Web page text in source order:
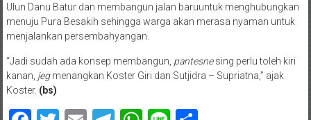
Ulun Danu Batur dan membangun jalan baruuntuk menghubungkan
menuju Pura Besakih sehingga warga akan merasa nyaman untuk
menjalankan persembahyangan.
“Jadi sudah ada konsep membangun, pantesnesing perlu toleh kiri
kanan, jegmenangkan Koster Giri dan Sutjidra – Supriatna,” ajak
Koster. (bs)